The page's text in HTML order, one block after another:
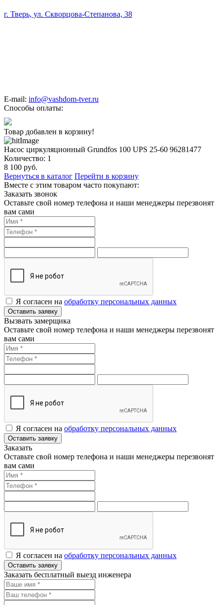
г. Тверь, ул. Скворцова-Степанова, 38
E-mail: info@vashdom-tver.ru
Способы оплаты:
Товар добавлен в корзину!
Насос циркуляционный Grundfos 100 UPS 25-60 96281477
Количество: 1
8 100 руб.
Вернуться в каталог Перейти в корзину
Вместе с этим товаром часто покупают:
Заказать звонок
Оставьте свой номер телефона и наши менеджеры перезвонят
вам сами
Я согласен на обработку персональных данных
Оставить заявку
Вызвать замерщика
Оставьте свой номер телефона и наши менеджеры перезвонят
вам сами
Я согласен на обработку персональных данных
Оставить заявку
Заказать
Оставьте свой номер телефона и наши менеджеры перезвонят
вам сами
Я согласен на обработку персональных данных
Оставить заявку
Заказать бесплатный выезд инженера